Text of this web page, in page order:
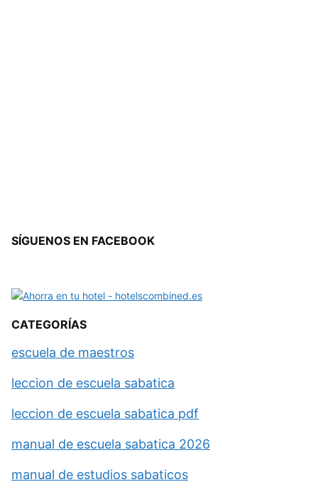
SÍGUENOS EN FACEBOOK
CATEGORÍAS
escuela de maestros
leccion de escuela sabatica
leccion de escuela sabatica pdf
manual de escuela sabatica 2026
manual de estudios sabaticos